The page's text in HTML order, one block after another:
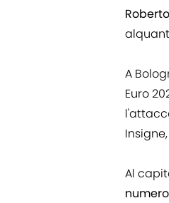
A
Euro
Al
numero